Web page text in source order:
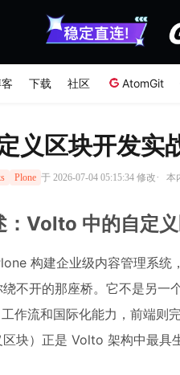
下载 社区 AtomGit
义区块开发实
Plone 于 2026-07-04 05:15:34 修改· 本
：Volto 中的自定
构建企业级内容管理系
不开的那座桥。它不是另一
作流和国际化能力，前端则
块）正是 Volto 架构中最具